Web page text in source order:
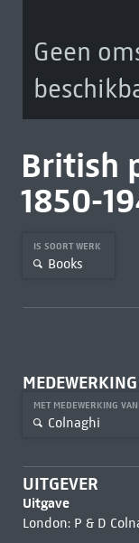
Geen
British
1850-
IS SOORT WERK
Books
MET MEDEWERKING VAN
Colnaghi
UITGEVER
Uitgave
London: P & D